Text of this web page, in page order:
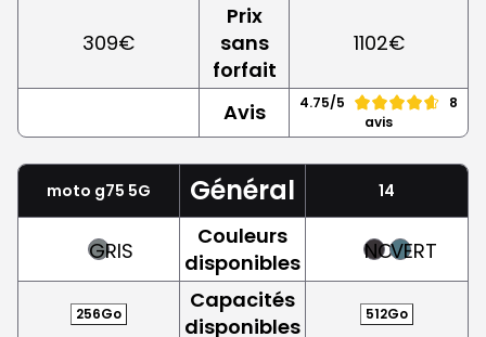
309€
Prix
sans
forfait
1102€
Avis 4.75/5
8
avis
moto g75 5G Général 14
GRIS
Couleurs
disponibles
NOIRVERT
256Go
Capacités
disponibles
512Go